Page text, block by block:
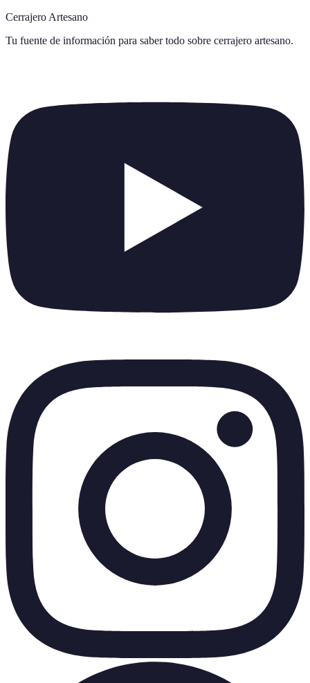
Cerrajero Artesano
Tu fuente de información para saber todo sobre cerrajero artesano.